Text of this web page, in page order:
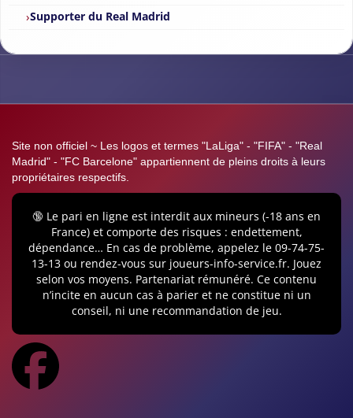
Supporter du Real Madrid
Site non officiel ~ Les logos et termes "LaLiga" - "FIFA" - "Real
Madrid" - "FC Barcelone" appartiennent de pleins droits à leurs
propriétaires respectifs.
🔞 Le pari en ligne est interdit aux mineurs (-18 ans en
France) et comporte des risques : endettement,
dépendance… En cas de problème, appelez le 09-74-75-
13-13 ou rendez-vous sur joueurs-info-service.fr. Jouez
selon vos moyens. Partenariat rémunéré. Ce contenu
n’incite en aucun cas à parier et ne constitue ni un
conseil, ni une recommandation de jeu.